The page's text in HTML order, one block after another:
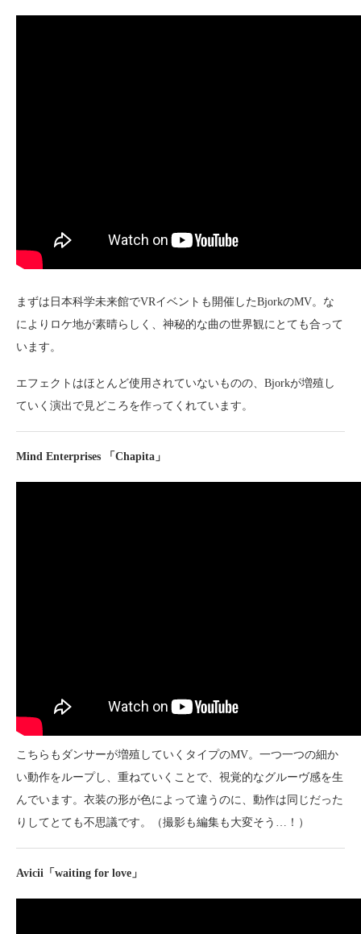
まずは日本科学未来館でVRイベントも開催したBjorkのMV。な
によりロケ地が素晴らしく、神秘的な曲の世界観にとても合って
います。
エフェクトはほとんど使用されていないものの、Bjorkが増殖し
ていく演出で見どころを作ってくれています。
Mind Enterprises 「Chapita」
こちらもダンサーが増殖していくタイプのMV。一つ一つの細か
い動作をループし、重ねていくことで、視覚的なグルーヴ感を生
んでいます。衣装の形が色によって違うのに、動作は同じだった
りしてとても不思議です。（撮影も編集も大変そう…！）
Avicii「waiting for love」